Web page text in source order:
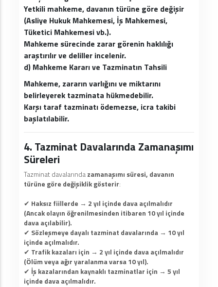
Yetkili mahkeme, davanın türüne göre değişir
(Asliye Hukuk Mahkemesi, İş Mahkemesi,
Tüketici Mahkemesi vb.).
Mahkeme sürecinde zarar görenin haklılığı
araştırılır ve deliller incelenir.
d) Mahkeme Kararı ve Tazminatın Tahsili
Mahkeme, zararın varlığını ve miktarını
belirleyerek tazminata hükmedebilir.
Karşı taraf tazminatı ödemezse, icra takibi
başlatılabilir.
4. Tazminat Davalarında Zamanaşımı
Süreleri
Tazminat davalarındazamanaşımı süresi, davanın
türüne göre değişiklik gösterir:
✔ Haksız fiillerde → 2 yıl içinde dava açılmalıdır
(Ancak olayın öğrenilmesinden itibaren 10 yıl içinde
dava açılabilir).
✔ Sözleşmeye dayalı tazminat davalarında → 10 yıl
içinde açılmalıdır.
✔ Trafik kazaları için → 2 yıl içinde dava açılmalıdır
(Ölüm veya ağır yaralanma varsa 10 yıl).
✔ İş kazalarından kaynaklı tazminatlar için → 5 yıl
içinde dava açılmalıdır.